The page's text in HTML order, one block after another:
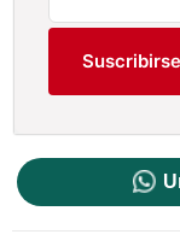
Suscribirse